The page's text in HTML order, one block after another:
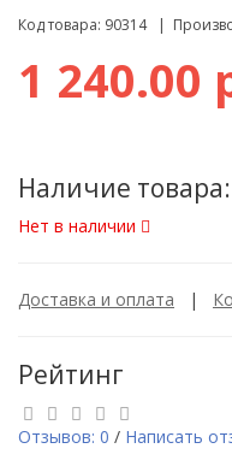
Код товара: 90314 |
1 240.00
Наличие товара:
Нет в наличии
Доставка и оплата |
Рейтинг
Отзывов: 0 / Написать